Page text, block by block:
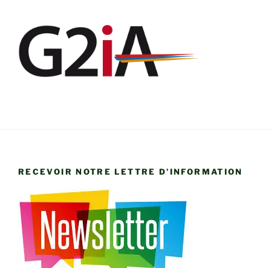
RECEVOIR NOTRE LETTRE D’INFORMATION